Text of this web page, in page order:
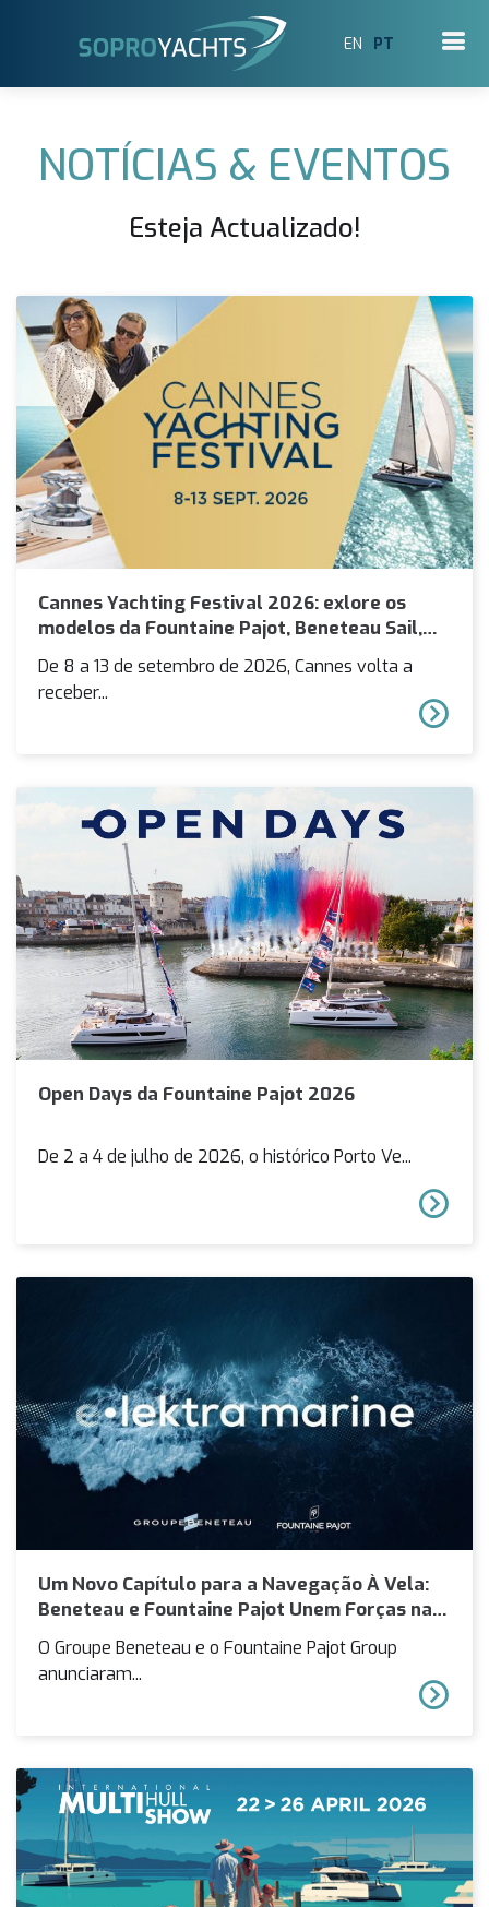
EN PT
NOTÍCIAS & EVENTOS
Esteja Actualizado!
Cannes Yachting Festival 2026: exlore os
modelos da Fountaine Pajot, Beneteau Sail,
Highfield e Williams Jet Tenders com a
Soproyachts
De 8 a 13 de setembro de 2026, Cannes volta a
receber...
Open Days da Fountaine Pajot 2026
De 2 a 4 de julho de 2026, o histórico Porto Ve...
Um Novo Capítulo para a Navegação À Vela:
Beneteau e Fountaine Pajot Unem Forças na
Eletrificação
O Groupe Beneteau e o Fountaine Pajot Group
anunciaram...